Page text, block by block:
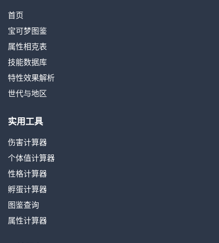
首页
宝可梦图鉴
属性相克表
技能数据库
特性效果解析
世代与地区
实用工具
伤害计算器
个体值计算器
性格计算器
孵蛋计算器
图鉴查询
属性计算器